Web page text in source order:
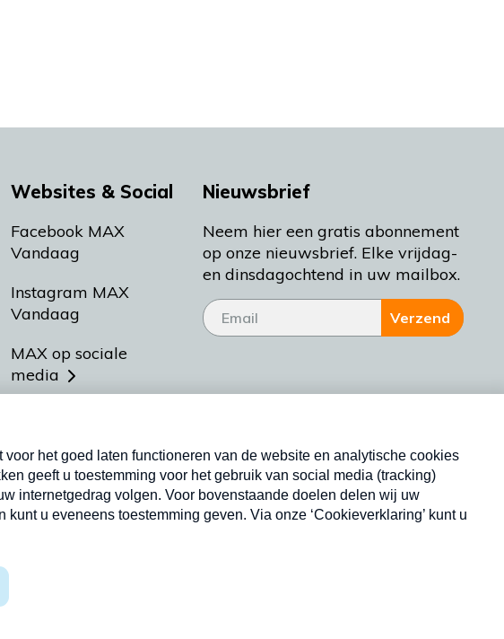
Websites & Social
Facebook MAX
Vandaag
Instagram MAX
Vandaag
MAX op sociale
media
Meldpunt Actueel
Heel Holland Bakt
Nieuwsbrief
Neem hier een gratis abonnement
op onze nieuwsbrief. Elke vrijdag-
en dinsdagochtend in uw mailbox.
Verzend
Nieuwsbrief
Neem hier een gratis abonnement op onze